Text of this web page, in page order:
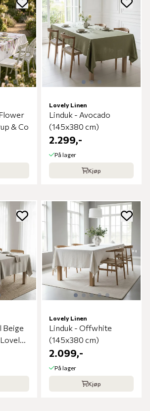
& Co
Lovely Linen
Linduk - Avocado
(145x380 cm)
2.299,-
På lager
Kjøp
Beige
Lovely Linen
Linduk - Offwhite
(145x380 cm)
2.099,-
På lager
Kjøp